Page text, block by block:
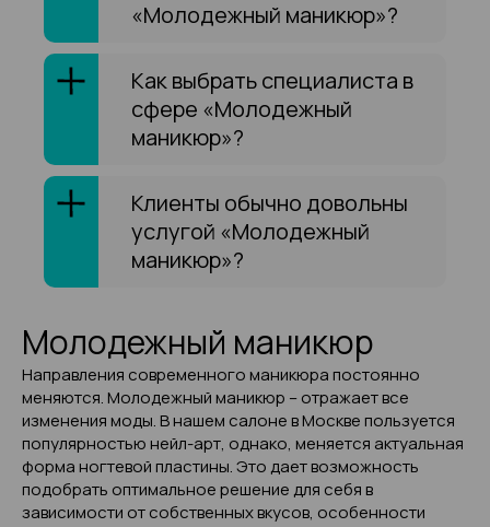
«Молодежный маникюр»?
Как выбрать специалиста в
сфере «Молодежный
маникюр»?
Клиенты обычно довольны
услугой «Молодежный
маникюр»?
Молодежный маникюр
Направления современного маникюра постоянно
меняются. Молодежный маникюр – отражает все
изменения моды. В нашем салоне в Москве пользуется
популярностью нейл-арт, однако, меняется актуальная
форма ногтевой пластины. Это дает возможность
подобрать оптимальное решение для себя в
зависимости от собственных вкусов, особенности